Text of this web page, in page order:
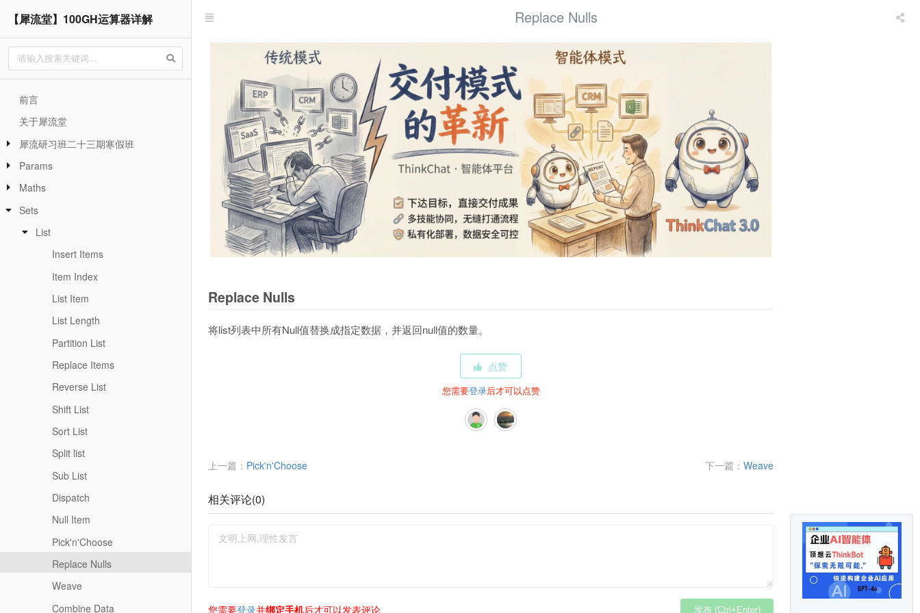
【犀流堂】100GH运算器详解
前言
关于犀流堂
犀流研习班二十三期寒假班
Params
Maths
Sets
List
Insert Items
Item Index
List Item
List Length
Partition List
Replace Items
Reverse List
Shift List
Sort List
Split list
Sub List
Dispatch
Null Item
Pick'n'Choose
Replace Nulls
Weave
Combine Data
Replace Nulls
Replace Nulls
将list列表中所有Null值替换成指定数据，并返回null值的数量。
点赞
您需要登录后才可以点赞
上一篇： Pick'n'Choose 下一篇： Weave
相关评论(0)
您需要登录并绑定手机后才可以发表评论 发布 (Ctrl+Enter)